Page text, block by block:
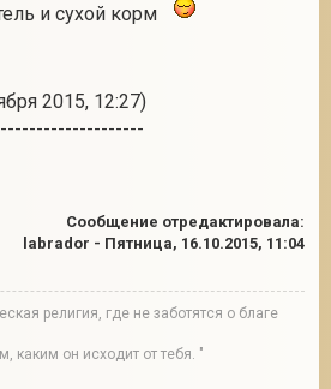
и сухой корм
2015, 12:27)
Сообщение отредактировала:
labrador - Пятница, 16.10.2015, 11:04
религия, где не заботятся о благе
каким он исходит от тебя. "